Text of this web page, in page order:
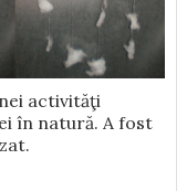
activităţi
în natură. A fost